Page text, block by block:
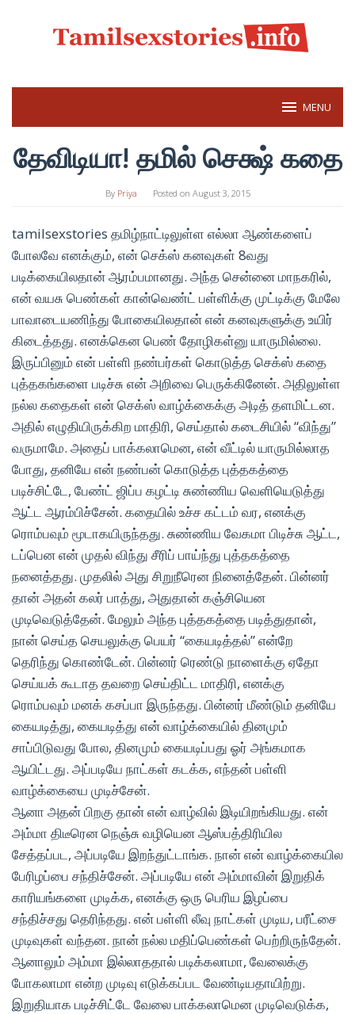
MENU
தேவிடியா! தமில் செக்ஷ் கதை
By Priya Posted on August 3, 2015
tamilsexstories தமிழ்நாட்டிலுள்ள எல்லா ஆண்களைப்
போலவே எனக்கும், என் செக்ஸ் கனவுகள் 8வது
படிக்கையிலதான் ஆரம்பமானது. அந்த சென்னை மாநகரில்,
என் வயசு பெண்கள் கான்வெண்ட் பள்ளிக்கு முட்டிக்கு மேலே
பாவாடையணிந்து போகையிலதான் என் கனவுகளுக்கு உயிர்
கிடைத்தது. எனக்கென பெண் தோழிகள்னு யாருமில்லை.
இருப்பினும் என் பள்ளி நண்பர்கள் கொடுத்த செக்ஸ் கதை
புத்தகங்களை படிச்சு என் அறிவை பெருக்கினேன். அதிலுள்ள
நல்ல கதைகள் என் செக்ஸ் வாழ்க்கைக்கு அடித் தளமிட்டன.
அதில் எழுதியிருக்கிற மாதிரி, செய்தால் கடைசியில் “விந்து”
வருமாமே. அதைப் பாக்கலாமென, என் வீட்டில் யாருமில்லாத
போது, தனியே என் நண்பன் கொடுத்த புத்தகத்தை
படிச்சிட்டே, பேண்ட் ஜிப்ப கழட்டி சுண்ணிய வெளியெடுத்து
ஆட்ட ஆரம்பிச்சேன். கதையில் உச்ச கட்டம் வர, எனக்கு
ரொம்பவும் மூடாகயிருந்தது. சுண்ணிய வேகமா பிடிச்சு ஆட்ட,
டப்பென என் முதல் விந்து சீரிப் பாய்ந்து புத்தகத்தை
நனைத்தது. முதலில் அது சிறுநீரென நினைத்தேன். பின்னர்
தான் அதன் கலர் பாத்து, அதுதான் கஞ்சியென
முடிவெடுத்தேன். மேலும் அந்த புத்தகத்தை படித்துதான்,
நான் செய்த செயலுக்கு பெயர் “கையடித்தல்” என்றே
தெரிந்து கொண்டேன். பின்னர் ரெண்டு நாளைக்கு ஏதோ
செய்யக் கூடாத தவறை செய்திட்ட மாதிரி, எனக்கு
ரொம்பவும் மனக் கசப்பா இருந்தது. பின்னர் மீண்டும் தனியே
கையடித்து, கையடித்து என் வாழ்க்கையில் தினமும்
சாப்பிடுவது போல, தினமும் கையடிப்பது ஓர் அங்கமாக
ஆயிட்டது. அப்படியே நாட்கள் கடக்க, எந்தன் பள்ளி
வாழ்க்கையை முடிச்சேன்.
ஆனா அதன் பிறகு தான் என் வாழ்வில் இடியிறங்கியது. என்
அம்மா திடீரென நெஞ்சு வழியென ஆஸ்பத்திரியில
சேத்தப்பட, அப்படியே இறந்துட்டாங்க. நான் என் வாழ்க்கையில
பேரிழப்பை சந்திச்சேன். அப்படியே என் அம்மாவின் இறுதிக்
காரியங்களை முடிக்க, எனக்கு ஒரு பெரிய இழப்பை
சந்திச்சது தெரிந்தது. என் பள்ளி லீவு நாட்கள் முடிய, பரீட்சை
முடிவுகள் வந்தன. நான் நல்ல மதிப்பெண்கள் பெற்றிருந்தேன்.
ஆனாலும் அம்மா இல்லாததால் படிக்கலாமா, வேலைக்கு
போகலாமா என்ற முடிவு எடுக்கப்பட வேண்டியதாயிற்று.
இறுதியாக படிச்சிட்டே வேலை பாக்கலாமென முடிவெடுக்க,